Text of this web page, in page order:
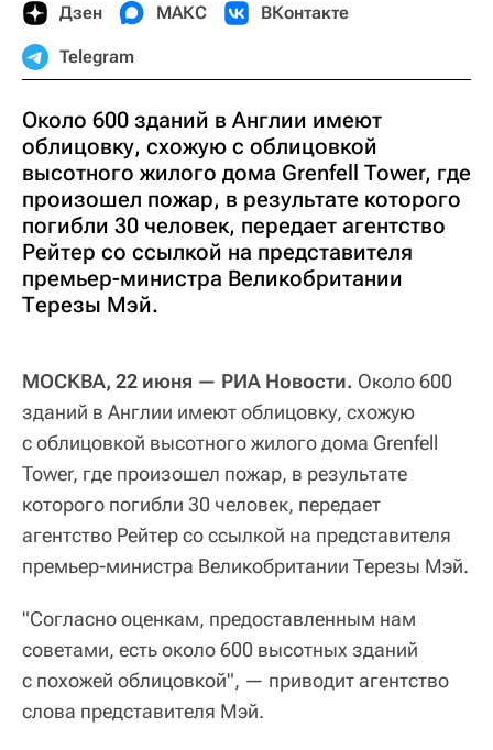
Дзен МАКС ВКонтакте
Telegram
Около 600 зданий в Англии имеют
облицовку, схожую с облицовкой
высотного жилого дома Grenfell Tower, где
произошел пожар, в результате которого
погибли 30 человек, передает агентство
Рейтер со ссылкой на представителя
премьер-министра Великобритании
Терезы Мэй.
МОСКВА, 22 июня — РИА Новости. Около 600
зданий в Англии имеют облицовку, схожую
с облицовкой высотного жилого дома Grenfell
Tower, где произошел пожар, в результате
которого погибли 30 человек, передает
агентство Рейтер со ссылкой на представителя
премьер-министра Великобритании Терезы Мэй.
"Согласно оценкам, предоставленным нам
советами, есть около 600 высотных зданий
с похожей облицовкой", — приводит агентство
слова представителя Мэй.